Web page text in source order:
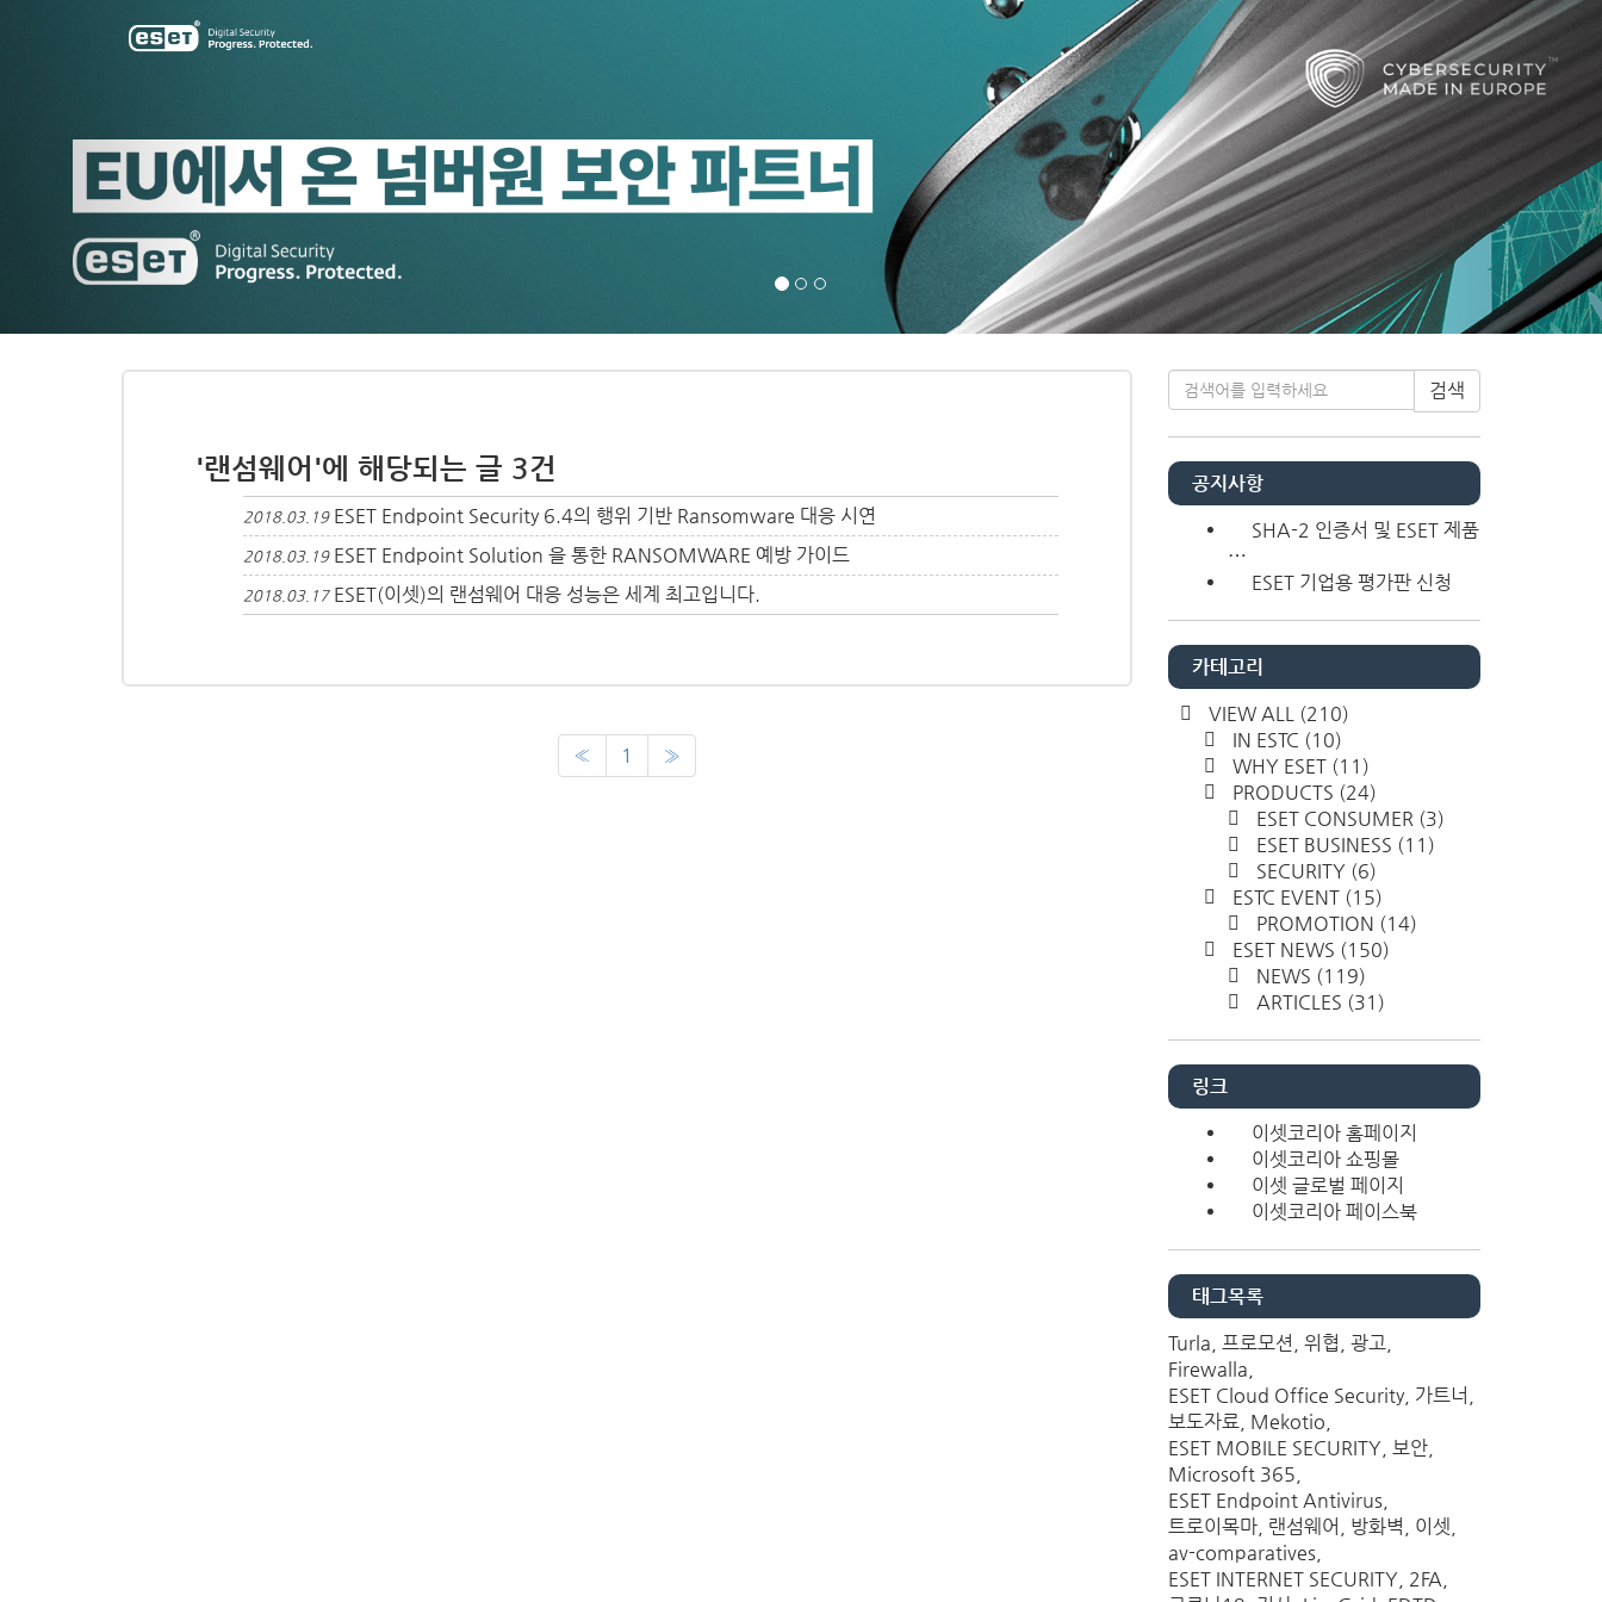
Previous Next
'랜섬웨어'에 해당되는 글 3건
2018.03.19 ESET Endpoint Security 6.4의 행위 기반 Ransomware 대응 시연
2018.03.19 ESET Endpoint Solution 을 통한 RANSOMWARE 예방 가이드
2018.03.17 ESET(이셋)의 랜섬웨어 대응 성능은 세계 최고입니다.
« 1 »
검색
공지사항
SHA-2 인증서 및 ESET 제품
⋯
ESET 기업용 평가판 신청
카테고리
VIEW ALL (210)
IN ESTC (10)
WHY ESET (11)
PRODUCTS (24)
ESET CONSUMER (3)
ESET BUSINESS (11)
SECURITY (6)
ESTC EVENT (15)
PROMOTION (14)
ESET NEWS (150)
NEWS (119)
ARTICLES (31)
링크
이셋코리아 홈페이지
이셋코리아 쇼핑몰
이셋 글로벌 페이지
이셋코리아 페이스북
태그목록
Turla 프로모션 위협 광고
Firewalla
ESET Cloud Office Security 가트너
보도자료 Mekotio
ESET MOBILE SECURITY 보안
Microsoft 365
ESET Endpoint Antivirus
트로이목마 랜섬웨어 방화벽
이셋
av-comparatives
ESET INTERNET SECURITY 2FA
티스토리툴바